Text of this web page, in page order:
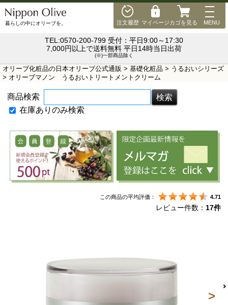
注文履歴 マイページカゴを見る
MENU
MENU
暮らしの中にオリーブを。
TEL:0570-200-799 受付：平日9:00～17:30
7,000円以上で送料無料 平日14時当日出荷
(※)一部商品除く
オリーブ化粧品の日本オリーブ公式通販 > 基礎化粧品 > うるおいシリーズ
> オリーブマノン うるおいトリートメントクリーム
商品検索
在庫ありのみ検索
この商品の平均評価： 4.71
レビュー件数： 17件